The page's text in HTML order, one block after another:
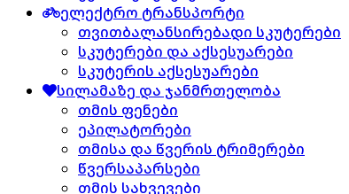
ელექტრო ტრანსპორტი
თვითბალანსირებადი სკუტერები
სკუტერები და აქსესუარები
სკუტერის აქსესუარები
სილამაზე და ჯანმრთელობა
თმის ფენები
ეპილატორები
თმისა და წვერის ტრიმერები
წვერსაპარსები
თმის სახვევები